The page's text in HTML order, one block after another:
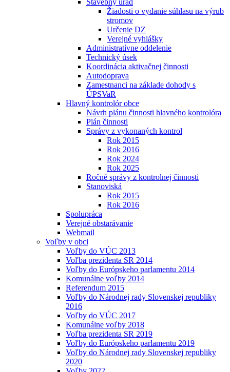
Stavebný úrad
Žiadosti o vydanie súhlasu na výrub
stromov
Určenie DZ
Verejné vyhlášky
Administratívne oddelenie
Technický úsek
Koordinácia aktivačnej činnosti
Autodoprava
Zamestnanci na základe dohody s
ÚPSVaR
Hlavný kontrolór obce
Návrh plánu činnosti hlavného kontrolóra
Plán činnosti
Správy z vykonaných kontrol
Rok 2015
Rok 2016
Rok 2024
Rok 2025
Ročné správy z kontrolnej činnosti
Stanoviská
Rok 2015
Rok 2016
Spolupráca
Verejné obstarávanie
Webmail
Voľby v obci
Voľby do VÚC 2013
Voľba prezidenta SR 2014
Voľby do Európskeho parlamentu 2014
Komunálne voľby 2014
Referendum 2015
Voľby do Národnej rady Slovenskej republiky
2016
Voľby do VÚC 2017
Komunálne voľby 2018
Voľba prezidenta SR 2019
Voľby do Európskeho parlamentu 2019
Voľby do Národnej rady Slovenskej republiky
2020